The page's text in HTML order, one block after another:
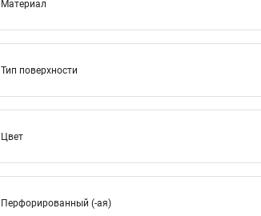
Материал
Тип поверхности
Цвет
Перфорированный (-ая)